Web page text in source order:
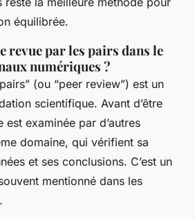
équilibrée.
revue par les pairs dans le
numériques ?
(ou “peer review”) est un
scientifique. Avant d’être
est examinée par d’autres
domaine, qui vérifient sa
et ses conclusions. C’est un
mentionné dans les